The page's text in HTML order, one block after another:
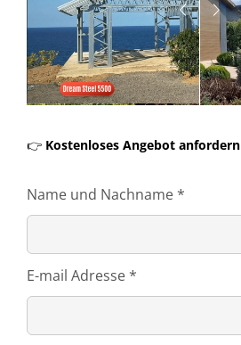
👉 Kostenloses Angebot anfordern
Name und Nachname *
E-mail Adresse *